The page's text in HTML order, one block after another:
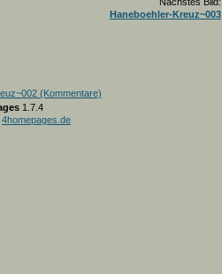
Haneboehler-Kreuz~003
1.7.4
4homepages.de